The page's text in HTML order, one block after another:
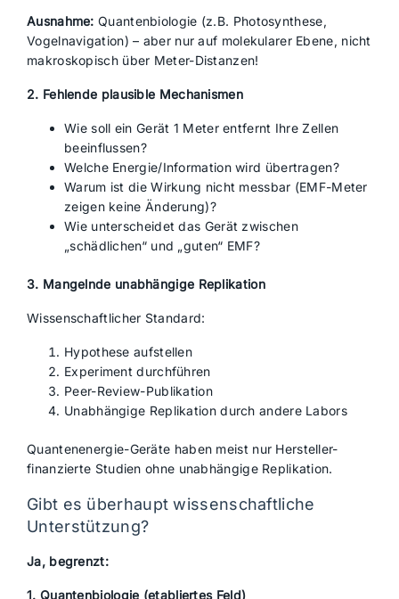
Ausnahme: Quantenbiologie (z.B. Photosynthese,
Vogelnavigation) – aber nur auf molekularer Ebene, nicht
makroskopisch über Meter-Distanzen!
2. Fehlende plausible Mechanismen
Wie soll ein Gerät 1 Meter entfernt Ihre Zellen
beeinflussen?
Welche Energie/Information wird übertragen?
Warum ist die Wirkung nicht messbar (EMF-Meter
zeigen keine Änderung)?
Wie unterscheidet das Gerät zwischen
„schädlichen“ und „guten“ EMF?
3. Mangelnde unabhängige Replikation
Wissenschaftlicher Standard:
Hypothese aufstellen
Experiment durchführen
Peer-Review-Publikation
Unabhängige Replikation durch andere Labors
Quantenenergie-Geräte haben meist nur Hersteller-
finanzierte Studien ohne unabhängige Replikation.
Gibt es überhaupt wissenschaftliche
Unterstützung?
Ja, begrenzt:
1. Quantenbiologie (etabliertes Feld)